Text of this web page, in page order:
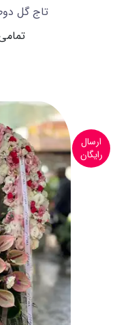
تاج گل
ارسال
رایگان